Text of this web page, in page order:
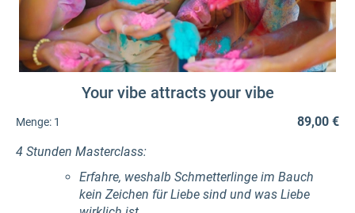
Your vibe attracts your vibe
Menge: 1
89,00 €
4 Stunden Masterclass:
Erfahre, weshalb Schmetterlinge im Bauch
kein Zeichen für Liebe sind und was Liebe